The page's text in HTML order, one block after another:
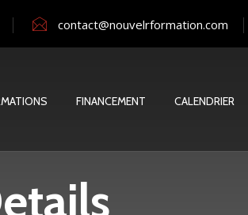
contact@nouvelrformation.com
FINANCEMENT CALENDRIER